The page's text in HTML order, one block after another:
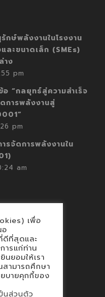
กษ์พลังงานในโรงงาน
ละขนาดเล็ก (SMEs)
าง
pm
อ “กลยุทธ์สู่ความสำเร็จ
การพลังงานสู่
pm
รจัดการพลังงานใน
am
เพื่อ
ดีที่สุดและ
ารแก่ท่าน
นยอมให้เรา
สามารถศึกษา
ยบายคุกกี้ของ
นส่วนตัว